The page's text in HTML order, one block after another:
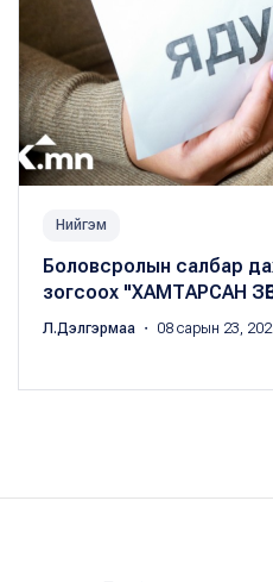
Нийгэм
Боловсролын салбар
зогсоох "ХАМТАРСАН
Л.Дэлгэрмаа ・ 08 сарын 23,